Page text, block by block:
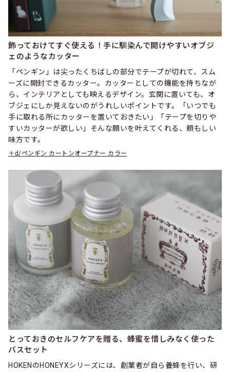
飾っておけてすぐ使える！手に馴染んで開けやすいオブジ
ェのようなカッター
「ペンギン」は尖ったくちばしの部分でテープが切れて、スム
ーズに開封できるカッター。カッターとしての機能を持ちなが
ら、インテリアとしても映えるデザイン。玄関に置いても、オ
ブジェにしか見えないのがうれしいポイントです。「いつでも
手に取れる所にカッターを置いておきたい」「テープを切りや
すいカッターが欲しい」そんな願いを叶えてくれる、頼もしい
味方です。
＋d/ペンギン カートンオープナー カラー
とっておきのセルフケアを贈る、蜂蜜を惜しみなく使った
バスセット
HOKENのHONEYXシリーズには、創業者が自ら養蜂を行い、研